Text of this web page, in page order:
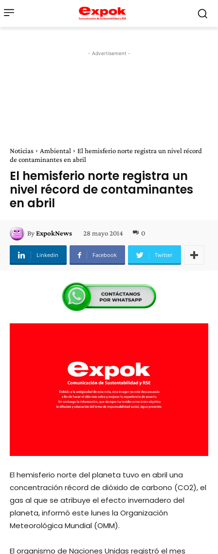
- Advertisement -
Noticias Ambiental
El hemisferio norte registra un nivel récord
de contaminantes en abril
El hemisferio norte registra un
nivel récord de contaminantes
en abril
ByExpokNews 28 mayo 2014 0
Linkedin Facebook Twitter
El hemisferio norte del planeta tuvo en abril una
concentración récord de dióxido de carbono (CO2), el
gas al que se atribuye el efecto invernadero del
planeta, informó este lunes la Organización
Meteorológica Mundial (OMM).
El organismo de Naciones Unidas registró el mes